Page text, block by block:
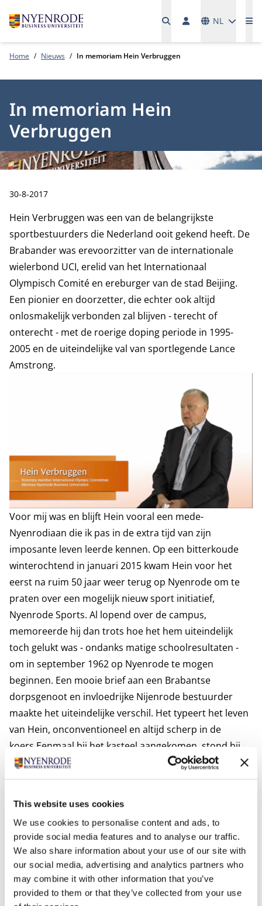
This website uses cookies
We use cookies to personalise content and ads, to
provide social media features and to analyse our traffic.
We also share information about your use of our site with
our social media, advertising and analytics partners who
may combine it with other information that you’ve
provided to them or that they’ve collected from your use
NL
Home Nieuws In memoriam Hein Verbruggen
In memoriam Hein
Verbruggen
Publicatiedatum:
30-8-2017
Hein Verbruggen was een van de belangrijkste
sportbestuurders die Nederland ooit gekend heeft. De
Brabander was erevoorzitter van de internationale
wielerbond UCI, erelid van het Internationaal
Olympisch Comité en ereburger van de stad Beijing.
Een pionier en doorzetter, die echter ook altijd
onlosmakelijk verbonden zal blijven - terecht of
onterecht - met de roerige doping periode in 1995-
2005 en de uiteindelijke val van sportlegende Lance
Amstrong.
Voor mij was en blijft Hein vooral een mede-
Nyenrodiaan die ik pas in de extra tijd van zijn
imposante leven leerde kennen. Op een bitterkoude
winterochtend in januari 2015 kwam Hein voor het
eerst na ruim 50 jaar weer terug op Nyenrode om te
praten over een mogelijk nieuw sport initiatief,
Nyenrode Sports. Al lopend over de campus,
memoreerde hij dan trots hoe het hem uiteindelijk
toch gelukt was - ondanks matige schoolresultaten -
om in september 1962 op Nyenrode te mogen
beginnen. Een mooie brief aan een Brabantse
dorpsgenoot en invloedrijke Nijenrode bestuurder
maakte het uiteindelijke verschil. Het typeert het leven
van Hein, onconventioneel en altijd scherp in de
koers. Eenmaal bij het kasteel aangekomen, stond hij
opeens stil bij het toilet op de vide van de begane
grond. Een kleine traan werd zichtbaar. Het bleek in de
te zijn, alwaar hij dus maar regelmatig, heimelijk,
geslapen heeft.
In de afgelopen twee jaar heeft Hein mij achter de
schermen veel geholpen bij het verder opzetten van
Nyenrode Sports. Hij vond het gaaf dat sport op
Nyenrode weer terugkwam. En hij schroomde niet om